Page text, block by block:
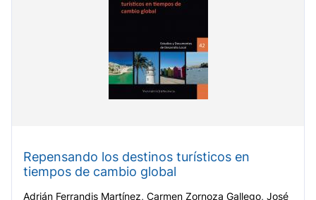
Repensando los destinos turísticos en
tiempos de cambio global
Adrián Ferrandis Martínez, Carmen Zornoza Gallego, José